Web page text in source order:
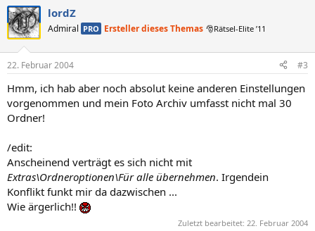
lordZ
Admiral PRO Ersteller dieses Themas 🎅Rätsel-Elite ’11
22. Februar 2004 #3
Hmm, ich hab aber noch absolut keine anderen Einstellungen
vorgenommen und mein Foto Archiv umfasst nicht mal 30
Ordner!
/edit:
Anscheinend verträgt es sich nicht mit
Extras\Ordneroptionen\Für alle übernehmen. Irgendein
Konflikt funkt mir da dazwischen ...
Wie ärgerlich!!
Zuletzt bearbeitet: 22. Februar 2004